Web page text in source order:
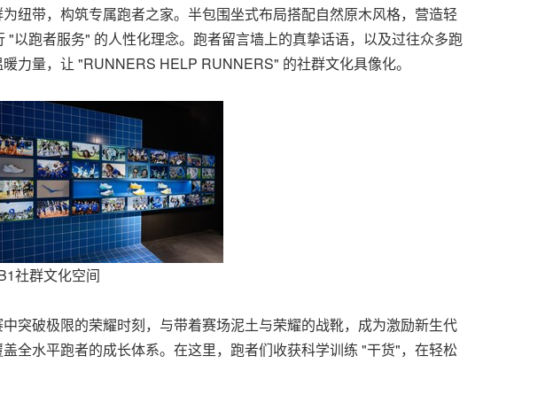
纽带，构筑专属跑者之家。半包围坐式布局搭配自然原木风格，营造轻
跑者服务" 的人性化理念。跑者留言墙上的真挚话语，以及过往众多跑
力量，让 "RUNNERS HELP RUNNERS" 的社群文化具像化。
社群文化空间
突破极限的荣耀时刻，与带着赛场泥土与荣耀的战靴，成为激励新生代
全水平跑者的成长体系。在这里，跑者们收获科学训练 "干货"，在轻松